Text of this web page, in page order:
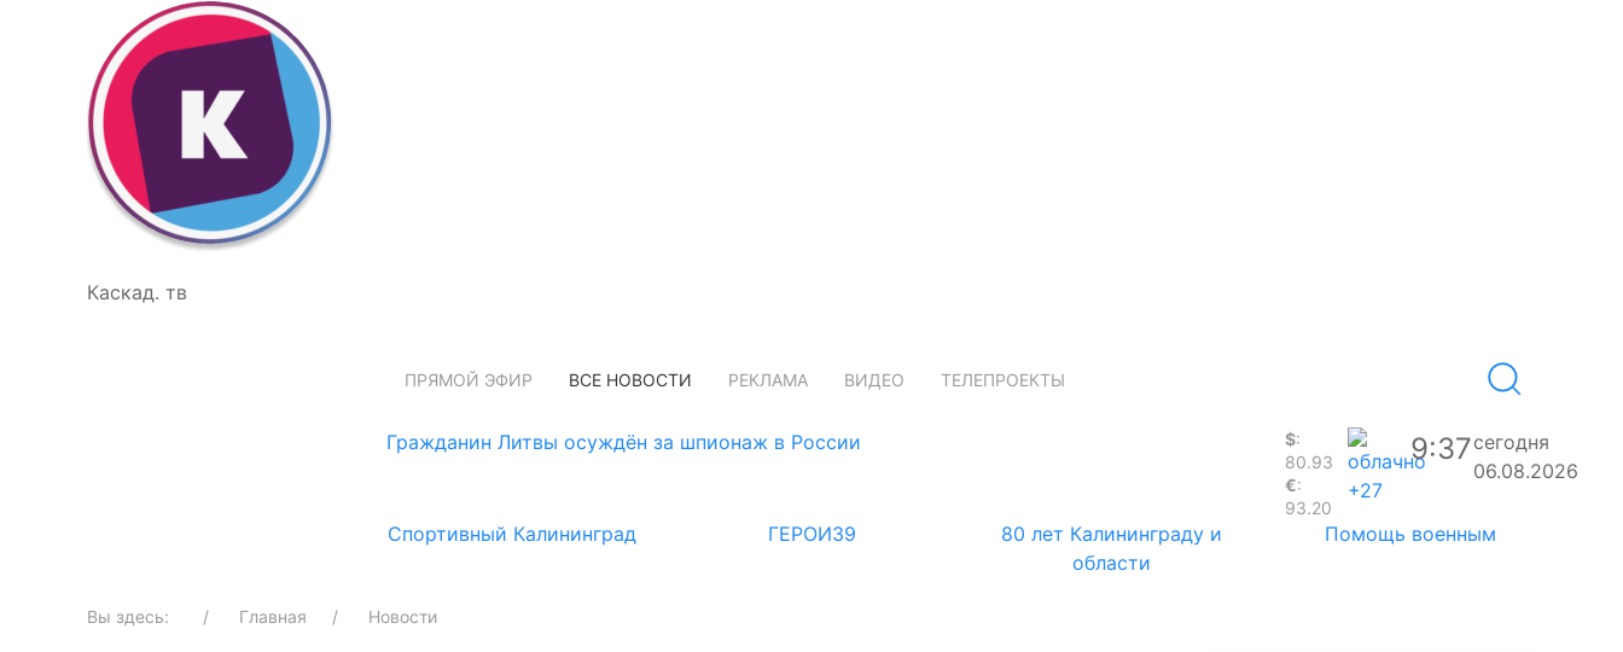
Каскад. тв
ПРЯМОЙ ЭФИР ВСЕ НОВОСТИ РЕКЛАМА ВИДЕО ТЕЛЕПРОЕКТЫ
Гражданин Литвы осуждён за шпионаж в России $:
80.93
€:
93.20
+27
9:37сегодня
06.08.2026
Спортивный Калининград ГЕРОИ39
80 лет Калининграду и
области
Помощь военным
Вы здесь: Главная Новости